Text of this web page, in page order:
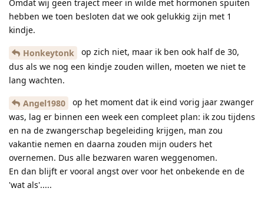
Omdat wij geen traject meer in wilde met hormonen spuiten
hebben we toen besloten dat we ook gelukkig zijn met 1
kindje.
Honkeytonk
op zich niet, maar ik ben ook half de 30,
dus als we nog een kindje zouden willen, moeten we niet te
lang wachten.
Angel1980
op het moment dat ik eind vorig jaar zwanger
was, lag er binnen een week een compleet plan: ik zou tijdens
en na de zwangerschap begeleiding krijgen, man zou
vakantie nemen en daarna zouden mijn ouders het
overnemen. Dus alle bezwaren waren weggenomen.
En dan blijft er vooral angst over voor het onbekende en de
'wat als'.....